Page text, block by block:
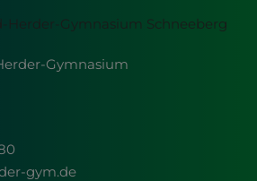
Gymnasium
gym.de